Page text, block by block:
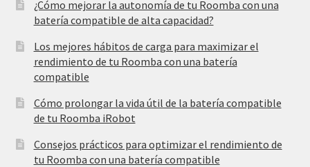
¿Cómo mejorar la autonomía de tu Roomba con una
batería compatible de alta capacidad?
Los mejores hábitos de carga para maximizar el
rendimiento de tu Roomba con una batería
compatible
Cómo prolongar la vida útil de la batería compatible
de tu Roomba iRobot
Consejos prácticos para optimizar el rendimiento de
tu Roomba con una batería compatible